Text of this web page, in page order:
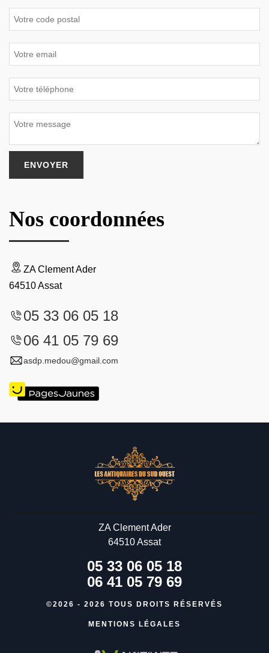
Nos coordonnées
ZA Clement Ader
64510 Assat
05 33 06 05 18
06 41 05 79 69
asdp.medou@gmail.com
ZA Clement Ader
64510 Assat
05 33 06 05 18
06 41 05 79 69
©2026 - 2026 TOUS DROITS RÉSERVÉS
MENTIONS LÉGALES